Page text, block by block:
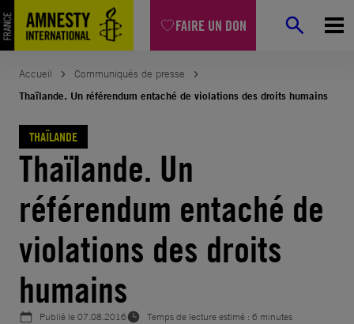
FAIRE UN DON
Aller
au
contenu
Accueil
Communiqués de presse
Thaïlande. Un référendum entaché de violations des droits humains
THAÏLANDE
Thaïlande. Un
référendum entaché de
violations des droits
humains
Publié le07.08.2016
Temps de lecture estimé : 6 minutes